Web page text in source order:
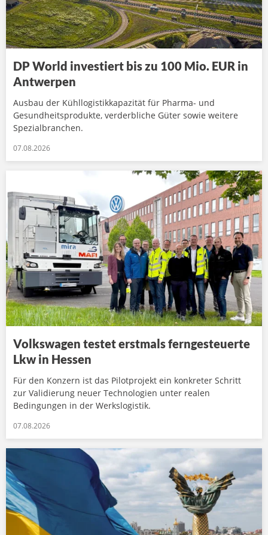
DP World investiert bis zu 100 Mio. EUR in
Antwerpen
Ausbau der Kühllogistikkapazität für Pharma- und
Gesundheitsprodukte, verderbliche Güter sowie weitere
Spezialbranchen.
07.08.2026
Volkswagen testet erstmals ferngesteuerte
Lkw in Hessen
Für den Konzern ist das Pilotprojekt ein konkreter Schritt
zur Validierung neuer Technologien unter realen
Bedingungen in der Werkslogistik.
07.08.2026